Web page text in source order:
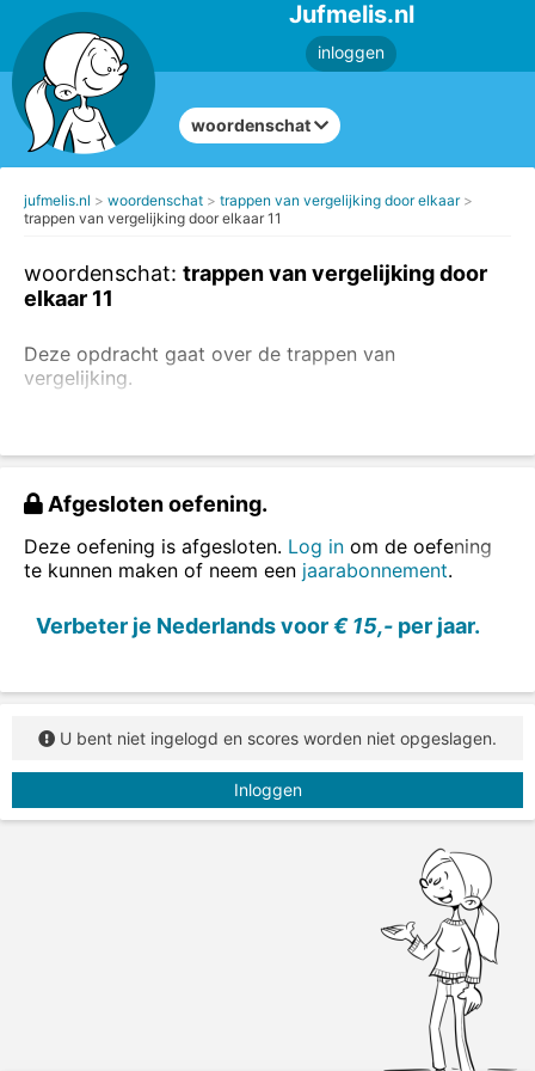
Jufmelis.nl
inloggen
woordenschat
jufmelis.nl woordenschat
trappen van vergelijking door elkaar
trappen van vergelijking door elkaar 11
woordenschat: trappen van vergelijking door
elkaar 11
Deze opdracht gaat over de trappen van
vergelijking.
Lees eventueel de uitleg over de trappen van
vergelijking of
maak makkelijkere opdrachten over
de comparatief en de superlatief.
Afgesloten oefening.
Deze oefening is afgesloten. Log in om de oefening
te kunnen maken of neem een jaarabonnement.
Verbeter je Nederlands voor€ 15,- per jaar.
U bent niet ingelogd en scores worden niet opgeslagen.
Inloggen